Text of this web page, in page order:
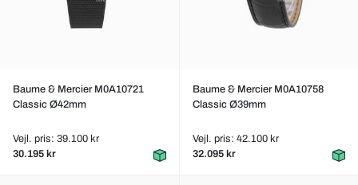
Baume & Mercier M0A10721
Classic Ø42mm
Vejl. pris: 39.100 kr
30.195 kr
Baume & Mercier M0A10758
Classic Ø39mm
Vejl. pris: 42.100 kr
32.095 kr